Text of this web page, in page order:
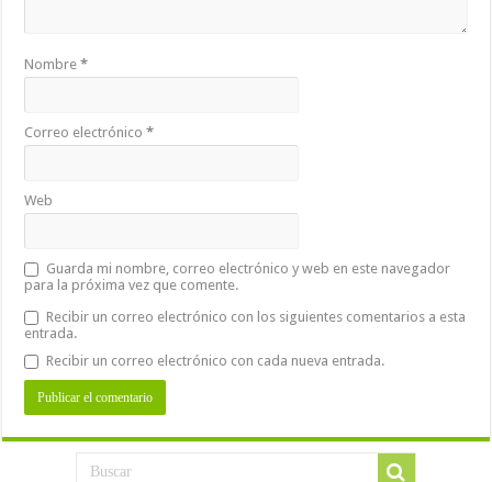
Nombre*
Correo electrónico*
Web
Guarda mi nombre, correo electrónico y web en este navegador
para la próxima vez que comente.
Recibir un correo electrónico con los siguientes comentarios a esta
entrada.
Recibir un correo electrónico con cada nueva entrada.